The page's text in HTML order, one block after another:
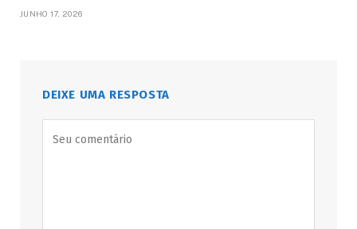
JUNHO 17, 2026
DEIXE UMA RESPOSTA